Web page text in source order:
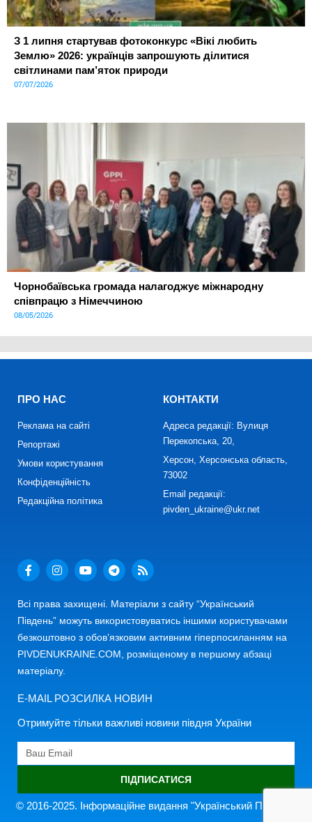
З 1 липня стартував фотоконкурс «Вікі любить
Землю» 2026: українців запрошують ділитися
світлинами пам’яток природи
07/07/2026
Чорнобаївська громада налагоджує міжнародну
співпрацю з Німеччиною
08/05/2026
ПРО НАС
Реклама на сайті
Репортажі
Умови користування
Конфіденційність
Редакційна політика
КОНТАКТИ
Адреса редакції: Вулиця
Перекопська, 20,
Херсон, Херсонська область,
73002
Email редакції:
pivden_ukraine@ukr.net
Всі права захищені. Матеріали з сайту “Український
Південь” можуть використовуватись іншими користувачами
безкоштовно з обов’язковим активним гіперпосиланням на
PIVDENUKRAINE.COM, розміщеному в першому абзаці
матеріалу.
E-MAIL РОЗСИЛКА НОВИН
Отримуйте тільки важливі новини півдня України
ПІДПИСАТИСЯ
© 2016-2025. Інформаційне видання "Український Південь"